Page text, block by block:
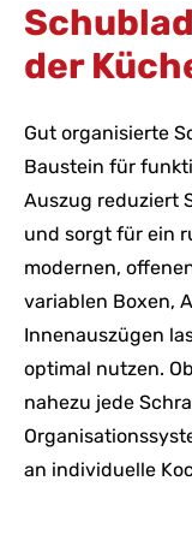
der
Gut organisierte
Baustein für
Auszug reduziert
und sorgt für ein
modernen,
variablen Boxen,
Innenauszügen
optimal nutzen.
nahezu jede
an individuelle